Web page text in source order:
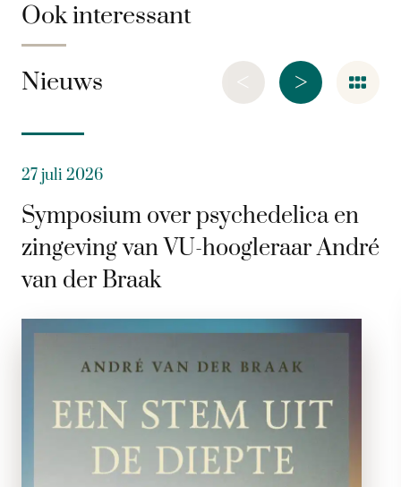
Ook interessant
Nieuws >
<
27 juli 2026
Symposium over psychedelica en
zingeving van VU-hoogleraar André
van der Braak